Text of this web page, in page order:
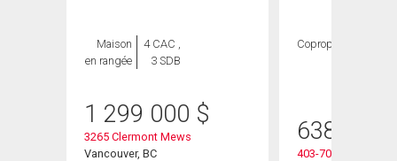
Maison
en rangée
4 CAC ,
3 SDB
1 299 000 $
3265 Clermont Mews
Vancouver, BC
Copropriété
638 000
403-7088 Mont